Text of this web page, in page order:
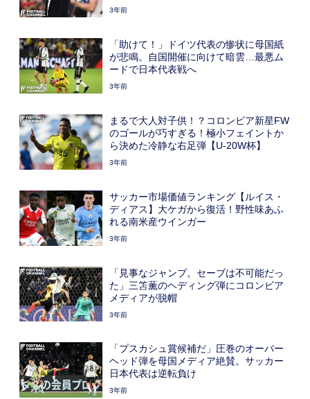
3年前
「助けて！」ドイツ代表の惨状に母国紙
が悲鳴。自国開催に向けて暗雲…最悪ム
ードで日本代表戦へ
3年前
まるで大人対子供！？コロンビア新星FW
のゴールが巧すぎる！極小フェイントか
ら決めた冷静な右足弾【U-20W杯】
3年前
サッカー市場価値ランキング【ルイス・
ディアス】大ケガから復活！野性味あふ
れる南米産ウインガー
3年前
「見事なジャンプ。セーブは不可能だっ
た」三笘薫のヘディング弾にコロンビア
メディアが脱帽
3年前
「プスカシュ賞候補だ」圧巻のオーバー
ヘッド弾を母国メディア絶賛。サッカー
日本代表は逆転負け
3年前